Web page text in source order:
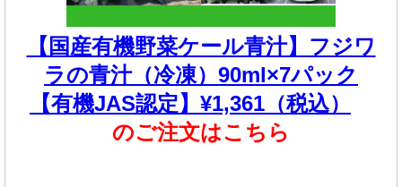
【国産有機野菜ケール青汁】フジワ
ラの青汁（冷凍）90ml×7パック
【有機JAS認定】¥1,361（税込）
のご注文はこちら